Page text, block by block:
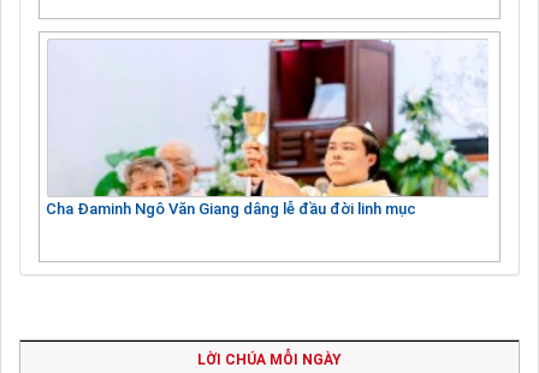
Cha Đaminh Ngô Văn Giang dâng lễ đầu đời linh mục
LỜI CHÚA MỖI NGÀY